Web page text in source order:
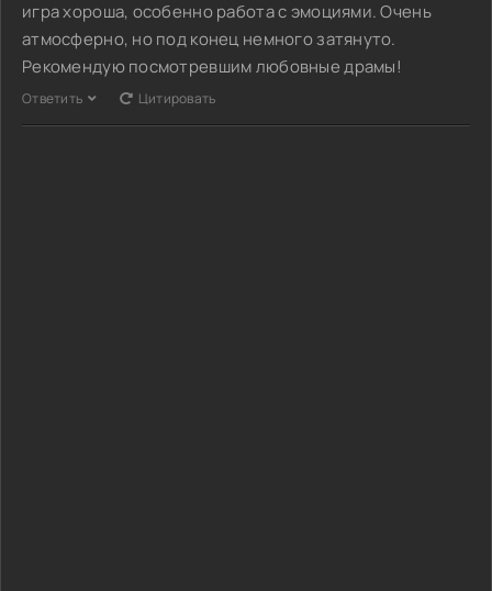
игра хороша, особенно работа с эмоциями. Очень
атмосферно, но под конец немного затянуто.
Рекомендую посмотревшим любовные драмы!
Ответить Цитировать